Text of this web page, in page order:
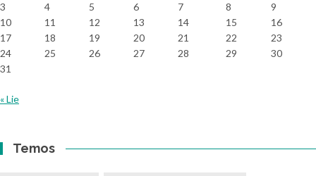
3
4 5 6 7 8
9
10
11 12 13 14 15
16
17
18 19 20 21 22
23
24
25 26 27 28 29
30
31
« Lie
Temos